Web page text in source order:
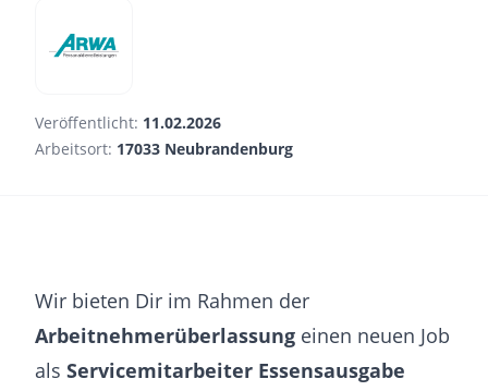
Veröffentlicht: 11.02.2026
Arbeitsort: 17033 Neubrandenburg
Wir bieten Dir im Rahmen der
Arbeitnehmerüberlassung einen neuen Job
als Servicemitarbeiter Essensausgabe